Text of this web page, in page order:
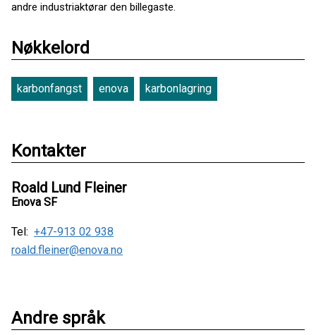
andre industriaktørar den billegaste.
Nøkkelord
karbonfangst enova karbonlagring
Kontakter
Roald Lund Fleiner
Enova SF
Tel: +47-913 02 938
roald.fleiner@enova.no
Andre språk